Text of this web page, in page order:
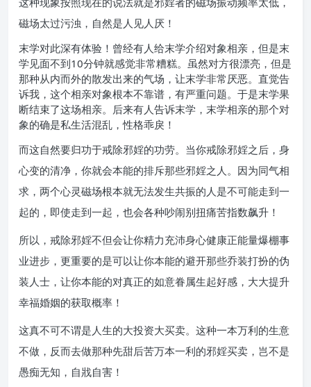
磁场太过污浊，自然是人见人厌！
末学对此深有体验！曾经有人给末学介绍对象相亲，但是末
学见面不到10分钟就感觉非常糟糕。虽然对方很漂亮，但是
那种从内而外的散发出来的气场，让末学非常厌恶。直觉告
诉我，这个相亲对象根本不靠谱，有严重问题。于是末学果
断结束了这场相亲。后来有人告诉末学，末学相亲的那个对
象的确是私生活混乱，性格乖戾！
而这自然要归功于戒除邪婬的功劳。当你戒除邪婬之后，身
心变的清净，你就会本能的排斥那些邪婬之人。因为同气相
求，两个心灵磁场根本就无法发生共振的人是不可能走到一
起的，即使走到一起，也会各种吵闹别扭痛苦指数飙升！
所以，戒除邪婬不但会让你精力充沛身心健康正能量爆棚事
业进步，更重要的是可以让你本能的避开那些乔装打扮的伪
装人士，让你本能的对真正的如意眷属生起好感，大大提升
幸福婚姻的获取概率！
这真不可不谓是人生的大投资大买卖。这种一本万利的生意
不做，反而去做那种先甜后苦万本一利的邪婬买卖，岂不是
愚痴无知，自戕自害！